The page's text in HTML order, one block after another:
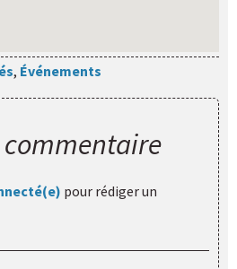
, Événements
commentaire
pour rédiger un